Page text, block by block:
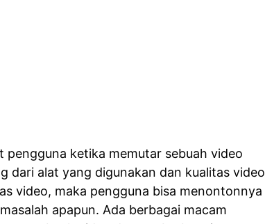
pengguna ketika memutar sebuah video
dari alat yang digunakan dan kualitas video
video, maka pengguna bisa menontonnya
apapun. Ada berbagai macam